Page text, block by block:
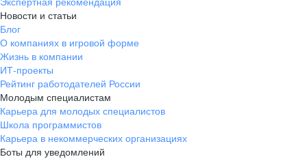
Новости и статьи
Блог
О компаниях в игровой форме
Жизнь в компании
ИТ-проекты
Рейтинг работодателей России
Молодым специалистам
Карьера для молодых специалистов
Школа программистов
Карьера в некоммерческих организациях
Боты для уведомлений